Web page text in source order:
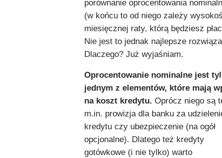
porównanie oprocentowania
(w końcu to od niego zależy
miesięcznej raty, którą będziesz
Nie jest to jednak najlepsze
Dlaczego? Już wyjaśniam.
Oprocentowanie nominalne jest
jednym z elementów, które mają
na koszt kredytu. Oprócz niego są
m.in. prowizja dla banku za
kredytu czy ubezpieczenie (na ogół
opcjonalne). Dlatego też kredyty
gotówkowe (i nie tylko) warto